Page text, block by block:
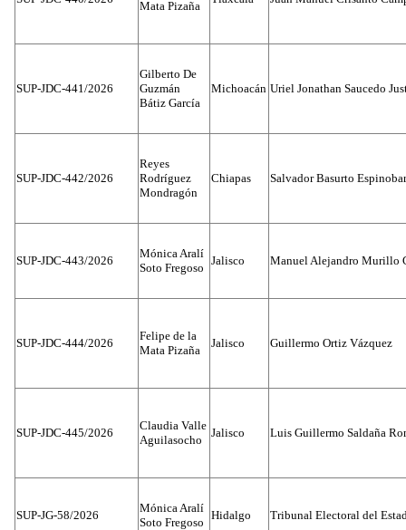
Mata Pizaña
SUP-JDC-441/2026
Gilberto De
Guzmán
Bátiz García
Michoacán Uriel Jonathan Saucedo
SUP-JDC-442/2026
Reyes
Rodríguez
Mondragón
Chiapas Salvador Basurto
SUP-JDC-443/2026
Mónica Aralí
Soto Fregoso
Jalisco Manuel Alejandro Murillo
SUP-JDC-444/2026
Felipe de la
Mata Pizaña
Jalisco Guillermo Ortiz Vázquez
SUP-JDC-445/2026
Claudia Valle
Aguilasocho
Jalisco Luis Guillermo Saldaña
SUP-JG-58/2026
Mónica Aralí
Soto Fregoso
Hidalgo Tribunal Electoral del